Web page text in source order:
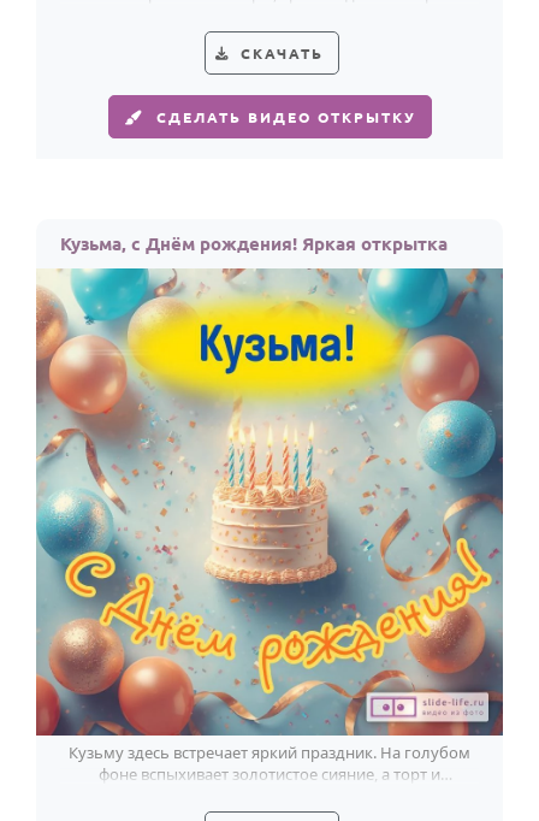
СКАЧАТЬ
СДЕЛАТЬ ВИДЕО ОТКРЫТКУ
Кузьма, с Днём рождения! Яркая открытка
Кузьму здесь встречает яркий праздник. На голубом
фоне вспыхивает золотистое сияние, а торт и